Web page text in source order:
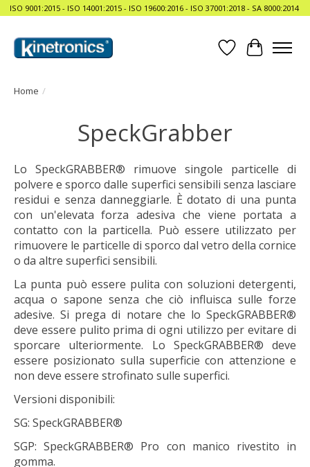
ISO 9001:2015 - ISO 14001:2015 - ISO 19600:2016 - ISO 37001:2018 - SA 8000:2014
Lista deiCarrello
Home /
SpeckGrabber
Lo SpeckGRABBER® rimuove singole particelle di
polvere e sporco dalle superfici sensibili senza lasciare
residui e senza danneggiarle. È dotato di una punta
con un'elevata forza adesiva che viene portata a
contatto con la particella. Può essere utilizzato per
rimuovere le particelle di sporco dal vetro della cornice
o da altre superfici sensibili.
La punta può essere pulita con soluzioni detergenti,
acqua o sapone senza che ciò influisca sulle forze
adesive. Si prega di notare che lo SpeckGRABBER®
deve essere pulito prima di ogni utilizzo per evitare di
sporcare ulteriormente. Lo SpeckGRABBER® deve
essere posizionato sulla superficie con attenzione e
non deve essere strofinato sulle superfici.
Versioni disponibili:
SG: SpeckGRABBER®
SGP: SpeckGRABBER® Pro con manico rivestito in
gomma.